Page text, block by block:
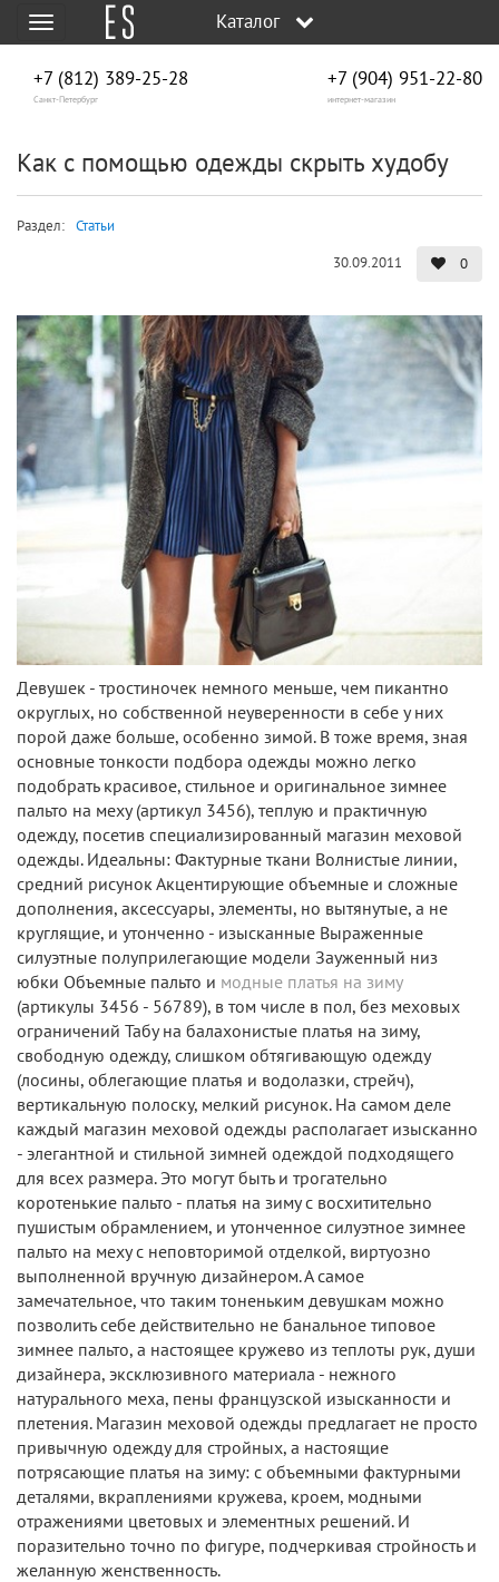
Меню Каталог
+7 (812) 389-25-28
Санкт-Петербург
+7 (904) 951‑22‑80
интернет-магазин
Как с помощью одежды скрыть худобу
Раздел: Статьи
30.09.2011
0
Девушек - тростиночек немного меньше, чем пикантно
округлых, но собственной неуверенности в себе у них
порой даже больше, особенно зимой. В тоже время, зная
основные тонкости подбора одежды можно легко
подобрать красивое, стильное и оригинальное зимнее
пальто на меху (артикул 3456), теплую и практичную
одежду, посетив специализированный магазин меховой
одежды. Идеальны: Фактурные ткани Волнистые линии,
средний рисунок Акцентирующие объемные и сложные
дополнения, аксессуары, элементы, но вытянутые, а не
круглящие, и утонченно - изысканные Выраженные
силуэтные полуприлегающие модели Зауженный низ
юбки Объемные пальто и модные платья на зиму
(артикулы 3456 - 56789), в том числе в пол, без меховых
ограничений Табу на балахонистые платья на зиму,
свободную одежду, слишком обтягивающую одежду
(лосины, облегающие платья и водолазки, стрейч),
вертикальную полоску, мелкий рисунок. На самом деле
каждый магазин меховой одежды располагает изысканно
- элегантной и стильной зимней одеждой подходящего
для всех размера. Это могут быть и трогательно
коротенькие пальто - платья на зиму с восхитительно
пушистым обрамлением, и утонченное силуэтное зимнее
пальто на меху с неповторимой отделкой, виртуозно
выполненной вручную дизайнером. А самое
замечательное, что таким тоненьким девушкам можно
позволить себе действительно не банальное типовое
зимнее пальто, а настоящее кружево из теплоты рук, души
дизайнера, эксклюзивного материала - нежного
натурального меха, пены французской изысканности и
плетения. Магазин меховой одежды предлагает не просто
привычную одежду для стройных, а настоящие
потрясающие платья на зиму: с объемными фактурными
деталями, вкраплениями кружева, кроем, модными
отражениями цветовых и элементных решений. И
поразительно точно по фигуре, подчеркивая стройность и
желанную женственность.